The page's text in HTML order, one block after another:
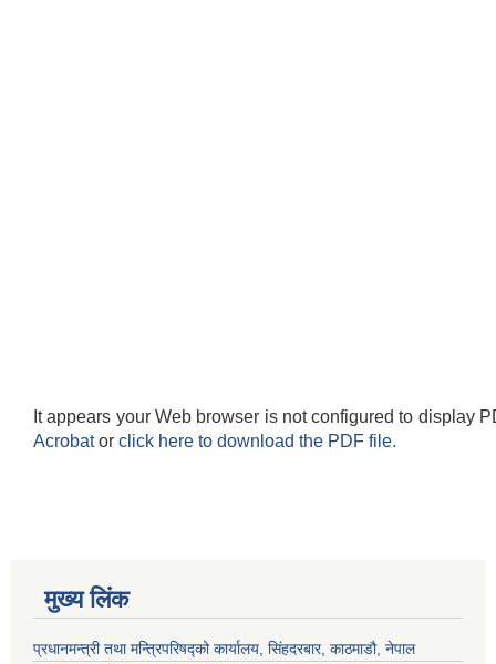
It appears your Web browser is not configured to display
Acrobator click here to download the PDF file.
मुख्य लिंक
प्रधानमन्त्री तथा मन्त्रिपरिषद्को कार्यालय, सिंहदरबार, काठमाडौ, नेपाल